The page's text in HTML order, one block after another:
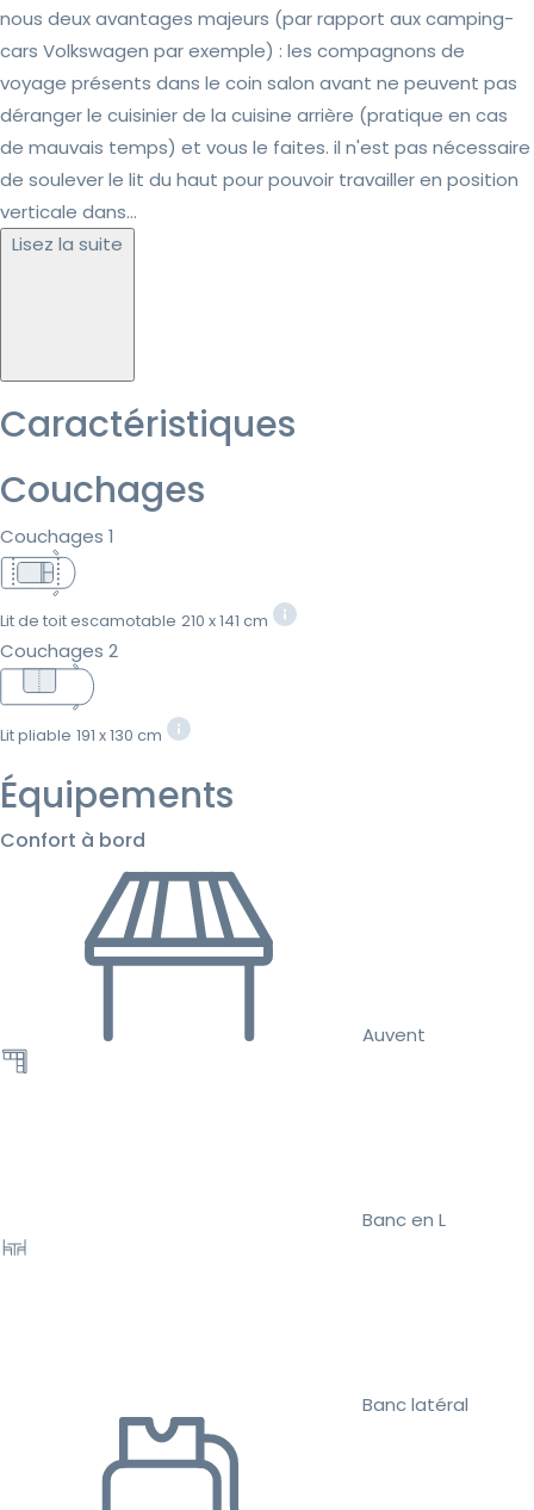
nous deux avantages majeurs (par rapport aux camping-
cars Volkswagen par exemple) : les compagnons de
voyage présents dans le coin salon avant ne peuvent pas
déranger le cuisinier de la cuisine arrière (pratique en cas
de mauvais temps) et vous le faites. il n'est pas nécessaire
de soulever le lit du haut pour pouvoir travailler en position
verticale dans...
Lisez la suite
Caractéristiques
Couchages
Couchages 1
Lit de toit escamotable 210 x 141 cm
Couchages 2
Lit pliable 191 x 130 cm
Équipements
Confort à bord
Auvent
Banc en L
Banc latéral